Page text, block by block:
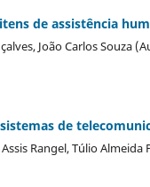
de assistência
João Carlos Souza
de
Rangel, Túlio